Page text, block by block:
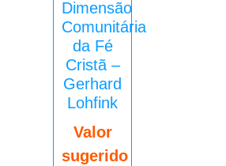
Dimensão
Comunitária
da Fé
Cristã –
Gerhard
Lohfink
Valor
sugerido